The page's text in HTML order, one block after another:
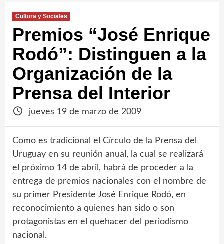
Cultura y Sociales
Premios “José Enrique
Rodó”: Distinguen a la
Organización de la
Prensa del Interior
jueves 19 de marzo de 2009
Como es tradicional el Círculo de la Prensa del
Uruguay en su reunión anual, la cual se realizará
el próximo 14 de abril, habrá de proceder a la
entrega de premios nacionales con el nombre de
su primer Presidente José Enrique Rodó, en
reconocimiento a quienes han sido o son
protagonistas en el quehacer del periodismo
nacional.